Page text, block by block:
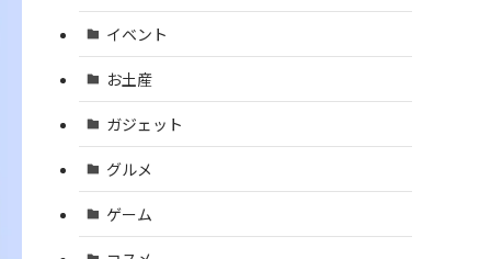
イベント
お土産
ガジェット
グルメ
ゲーム